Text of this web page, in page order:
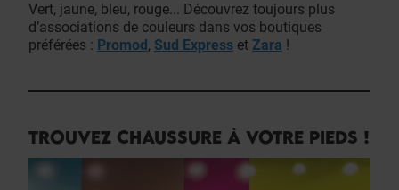
Vert, jaune, bleu, rouge... Découvrez toujours plus
d’associations de couleurs dans vos boutiques
préférées : Promod, Sud Express et Zara !
TROUVEZ CHAUSSURE À VOTRE PIEDS !